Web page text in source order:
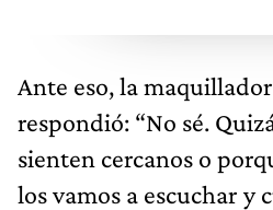
Ante eso, la
respondió: “No sé.
sienten cercanos o
los vamos a escuchar y